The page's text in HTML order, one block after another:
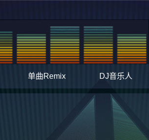
单曲Remix DJ音乐人